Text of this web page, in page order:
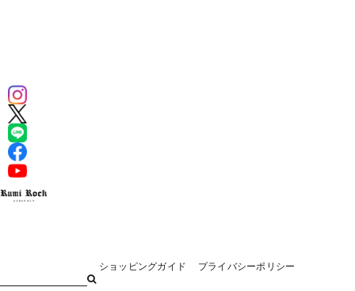
ショッピングガイド プライバシーポリシー